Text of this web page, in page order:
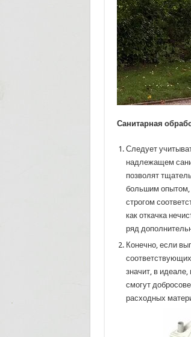
Санитарная
Следует
надлежащем
позволят
большим опытом,
строгом
как откачка
ряд
Конечно, если
значит, в
смогут
расходных